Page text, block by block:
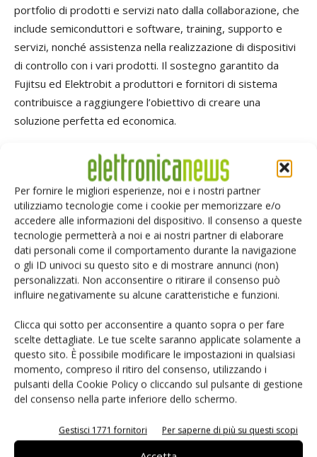
Per fornire le migliori esperienze, noi e i nostri partner
utilizziamo tecnologie come i cookie per memorizzare e/o
accedere alle informazioni del dispositivo. Il consenso a queste
tecnologie permetterà a noi e ai nostri partner di elaborare
dati personali come il comportamento durante la navigazione
o gli ID univoci su questo sito e di mostrare annunci (non)
personalizzati. Non acconsentire o ritirare il consenso può
influire negativamente su alcune caratteristiche e funzioni.
Clicca qui sotto per acconsentire a quanto sopra o per fare
scelte dettagliate. Le tue scelte saranno applicate solamente a
questo sito. È possibile modificare le impostazioni in qualsiasi
momento, compreso il ritiro del consenso, utilizzando i
pulsanti della Cookie Policy o cliccando sul pulsante di gestione
del consenso nella parte inferiore dello schermo.
Gestisci 1771 fornitori Per saperne di più su questi scopi
portfolio di prodotti e servizi nato dalla collaborazione, che
include semiconduttori e software, training, supporto e
servizi, nonché assistenza nella realizzazione di dispositivi
di controllo con i vari prodotti. Il sostegno garantito da
Fujitsu ed Elektrobit a produttori e fornitori di sistema
contribuisce a raggiungere l’obiettivo di creare una
soluzione perfetta ed economica.
Esempio dispositivo di controllo Autosar
L’equilibrato rapporto di collaborazione tra Fujitsu ed
Elektrobit si può descrivere sulla base di alcuni esempi. Il
primo è rappresentato dalla definizione di un dispositivo di
controllo su Autosar da parte di un produttore di auto
Oem. In questo caso il dispositivo era dotato di una
combinazione tra software base Autosar e componenti
software standard specifici Oem. Il problema
dell’integrazione del software base Autosar e, soprattutto,
l’adattamento dei suoi componenti ai moduli software
standard dei vari produttori pongono i fornitori di fronte a
una barriera che non va sottovalutata. La manutenzione e
l’affidabilità di questa complessa implementazione devono
essere garantite per tutto il ciclo di vita. Per questo molti
calcolare. E qui entrano in gioco i vantaggi che una
partnership può offrire. In questo caso il fornitore non